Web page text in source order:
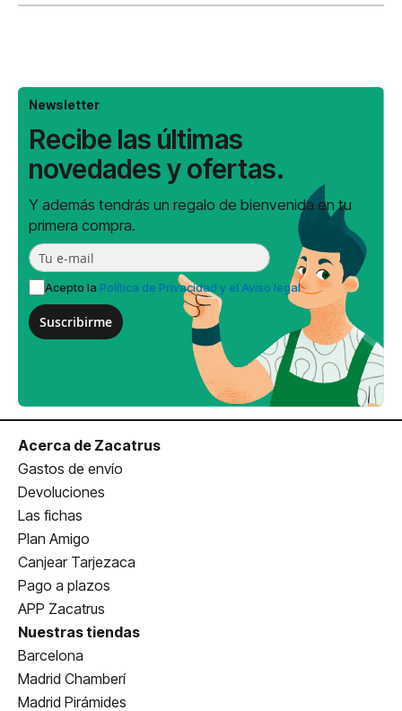
Newsletter
Recibe las últimas
novedades y ofertas.
Y además tendrás un regalo de bienvenida en tu
primera compra.
Acepto la Política de Privacidad y el Aviso legal
Suscribirme
Acerca de Zacatrus
Gastos de envío
Devoluciones
Las fichas
Plan Amigo
Canjear Tarjezaca
Pago a plazos
APP Zacatrus
Nuestras tiendas
Barcelona
Madrid Chamberí
Madrid Pirámides